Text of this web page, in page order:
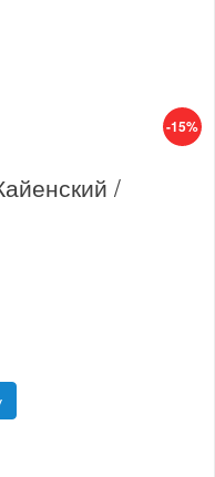
-15%
/